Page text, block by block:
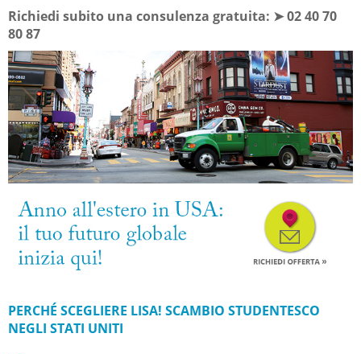
Richiedi subito una consulenza gratuita: ➤ 02 40 70
80 87
PERCHÉ SCEGLIERE LISA! SCAMBIO STUDENTESCO
NEGLI STATI UNITI